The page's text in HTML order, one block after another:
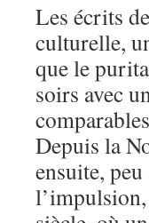
Les écrits
culturelle,
que le
soirs avec
Depuis la
ensuite,